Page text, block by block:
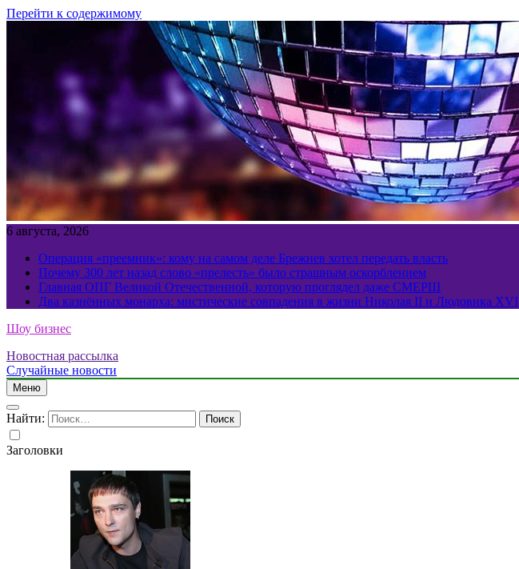
Перейти к содержимому
6 августа, 2026
Операция «преемник»: кому на самом деле Брежнев хотел передать власть
Почему 300 лет назад слово «прелесть» было страшным оскорблением
Главная ОПГ Великой Отечественной, которую проглядел даже СМЕРШ
Два казнённых монарха: мистические совпадения в жизни Николая II и Людовика XVI
Шоу бизнес
Новостная рассылка
Случайные новости
Меню
Найти:
Заголовки